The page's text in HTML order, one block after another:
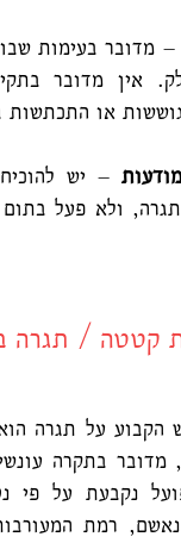
מדובר בעימות
אין מדובר
או התכתשות
– יש
ולא פעל בתום
קטטה / תגרה
הקבוע על תגרה
בתקרה
נקבעת על פי
רמת